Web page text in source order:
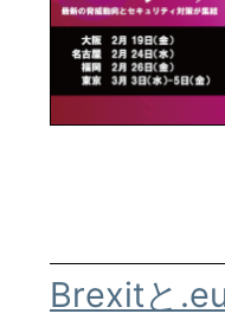
Brexitと